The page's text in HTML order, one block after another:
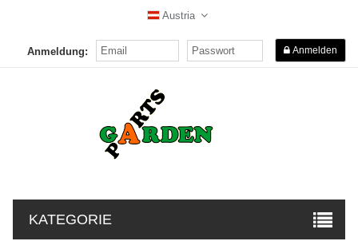
Austria
Anmeldung: Anmelden
KATEGORIE